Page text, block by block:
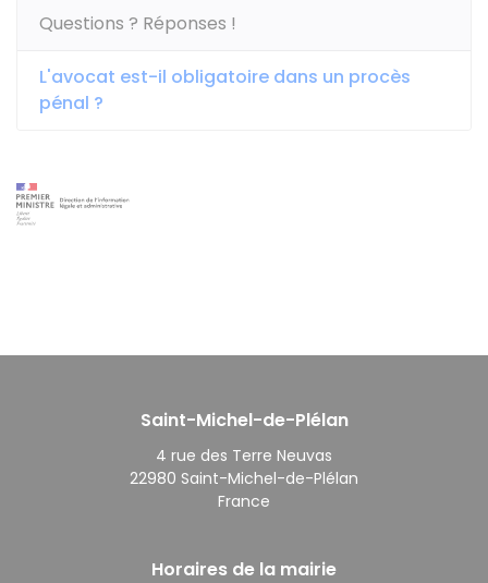
Questions ? Réponses !
L'avocat est-il obligatoire dans un procès
pénal ?
Saint-Michel-de-Plélan
4 rue des Terre Neuvas
22980 Saint-Michel-de-Plélan
France
Horaires de la mairie